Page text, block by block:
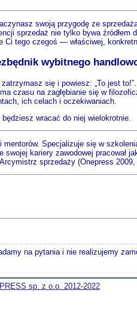
swoją przygodę ze
sprzedaż nie tylko bywa
tego czegoś — właściwej,
wybitnego
się i powiesz: „To jest
czasu na zagłębianie się w
ich celach i oczekiwaniach.
wracać do niej wielokrotnie.
Specjalizuje się w
kariery zawodowej pracował
sprzedaży (Onepress 2009,
na pytania i nie realizujemy
sp. z o.o. 2012-2022